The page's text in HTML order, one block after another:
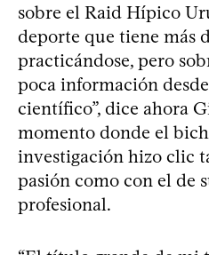
sobre el Raid Hípico
deporte que tiene más
practicándose, pero
poca información
científico”, dice ahora
momento donde el
investigación hizo clic
pasión como con el de
profesional.